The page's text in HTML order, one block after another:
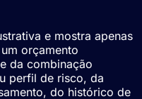
e mostra apenas
orçamento
da combinação
perfil de risco, da
do histórico de